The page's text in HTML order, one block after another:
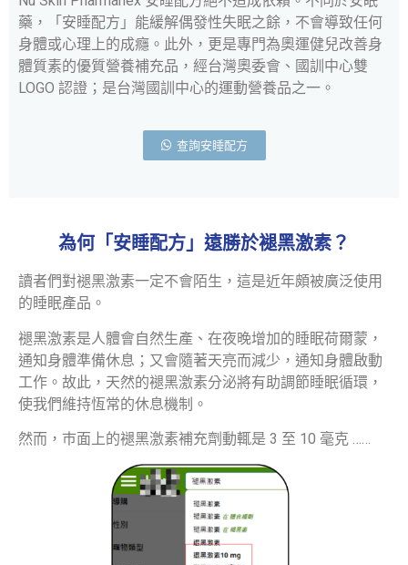
藥，「安睡配方」能緩解偶發性失眠之餘，不會導致任何
身體或心理上的成癮。此外，更是專門為奧運健兒改善身
體質素的優質營養補充品，經台灣奧委會、國訓中心雙
LOGO 認證；是台灣國訓中心的運動營養品之一。
查詢安睡配方
為何「安睡配方」遠勝於褪黑激素？
讀者們對褪黑激素一定不會陌生，這是近年頗被廣泛使用
的睡眠產品。
褪黑激素是人體會自然生產、在夜晚增加的睡眠荷爾蒙，
通知身體準備休息；又會隨著天亮而減少，通知身體啟動
工作。故此，天然的褪黑激素分泌將有助調節睡眠循環，
使我們維持恆常的休息機制。
然而，巿面上的褪黑激素補充劑動輒是 3 至 10 毫克 ……